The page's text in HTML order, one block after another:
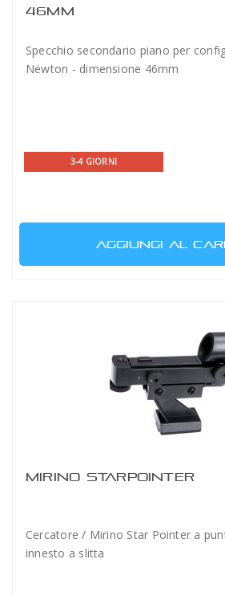
46MM
Specchio secondario piano per
Newton - dimensione 46mm
3-4 GIORNI
AGGIUNGI AL
MIRINO STARPOINTER
Cercatore / Mirino Star Pointer a
innesto a slitta